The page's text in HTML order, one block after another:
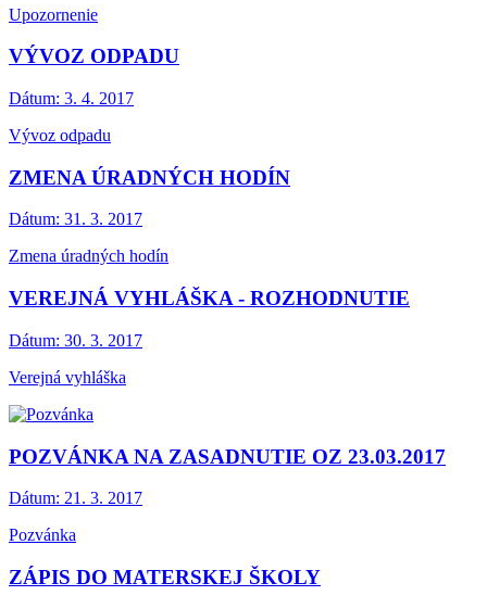
Upozornenie
VÝVOZ ODPADU
Dátum: 3. 4. 2017
Vývoz odpadu
ZMENA ÚRADNÝCH HODÍN
Dátum: 31. 3. 2017
Zmena úradných hodín
VEREJNÁ VYHLÁŠKA - ROZHODNUTIE
Dátum: 30. 3. 2017
Verejná vyhláška
POZVÁNKA NA ZASADNUTIE OZ 23.03.2017
Dátum: 21. 3. 2017
Pozvánka
ZÁPIS DO MATERSKEJ ŠKOLY